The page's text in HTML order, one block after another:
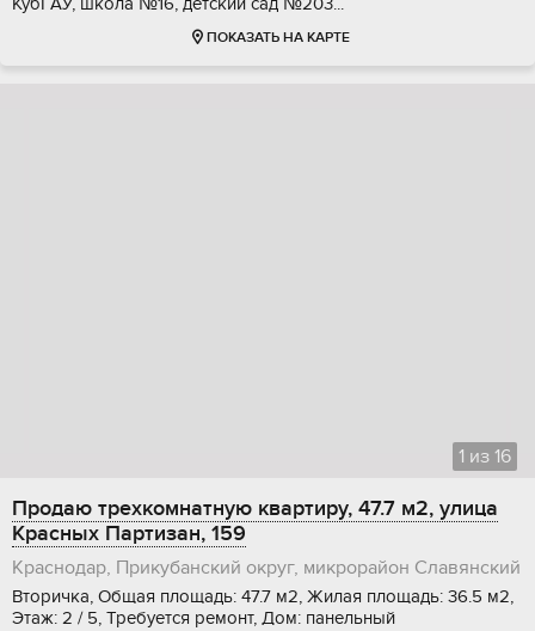
ПОКАЗАТЬ НА КАРТЕ
1 из 16
Продаю трехкомнатную квартиру, 47.7 м2, улица
Красных Партизан, 159
Краснодар, Прикубанский округ, микрорайон Славянский
Вторичка, Общая площадь: 47.7 м2, Жилая площадь: 36.5 м2,
Этаж: 2 / 5, Требуется ремонт, Дом: панельный